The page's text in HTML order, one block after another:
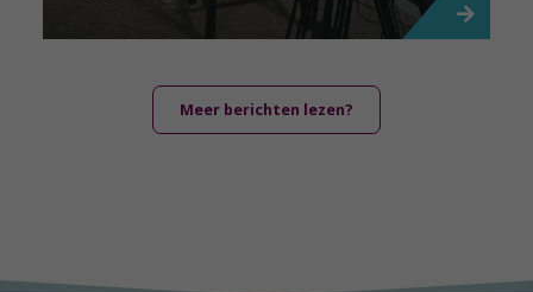
Meer berichten lezen?